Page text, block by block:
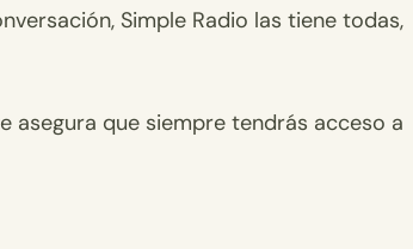
Simple Radio las tiene todas,
que siempre tendrás acceso a